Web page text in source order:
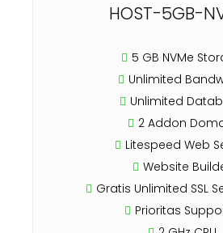
HOST-5GB-
5 GB NVMe
Unlimited
Unlimited
2 Addon
Litespeed Web
Website
Gratis Unlimited SSL
Prioritas